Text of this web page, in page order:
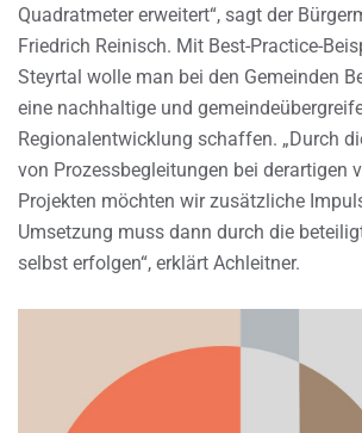
Quadratmeter erweitert“, sagt der
Friedrich Reinisch. Mit Best-Practice-
Steyrtal wolle man bei den Gemeinden
eine nachhaltige und
Regionalentwicklung schaffen. „Durch
von Prozessbegleitungen bei derartigen
Projekten möchten wir zusätzliche
Umsetzung muss dann durch die
selbst erfolgen“, erklärt Achleitner.